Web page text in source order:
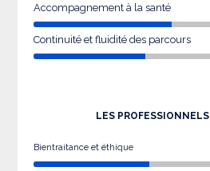
Accompagnement à la santé
Continuité et fluidité des parcours
LES PROFESSIONNELS
Bientraitance et éthique